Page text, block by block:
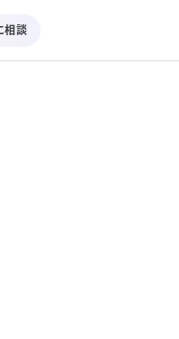
相談